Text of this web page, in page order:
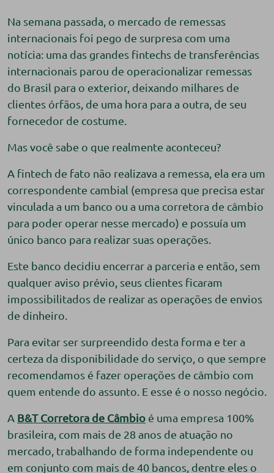
Na semana passada, o mercado de remessas
internacionais foi pego de surpresa com uma
notícia: uma das grandes fintechs de transferências
internacionais parou de operacionalizar remessas
do Brasil para o exterior, deixando milhares de
clientes órfãos, de uma hora para a outra, de seu
fornecedor de costume.
Mas você sabe o que realmente aconteceu?
A fintech de fato não realizava a remessa, ela era um
correspondente cambial (empresa que precisa estar
vinculada a um banco ou a uma corretora de câmbio
para poder operar nesse mercado) e possuía um
único banco para realizar suas operações.
Este banco decidiu encerrar a parceria e então, sem
qualquer aviso prévio, seus clientes ficaram
impossibilitados de realizar as operações de envios
de dinheiro.
Para evitar ser surpreendido desta forma e ter a
certeza da disponibilidade do serviço, o que sempre
recomendamos é fazer operações de câmbio com
quem entende do assunto. E esse é o nosso negócio.
A B&T Corretora de Câmbio é uma empresa 100%
brasileira, com mais de 28 anos de atuação no
mercado, trabalhando de forma independente ou
em conjunto com mais de 40 bancos, dentre eles o